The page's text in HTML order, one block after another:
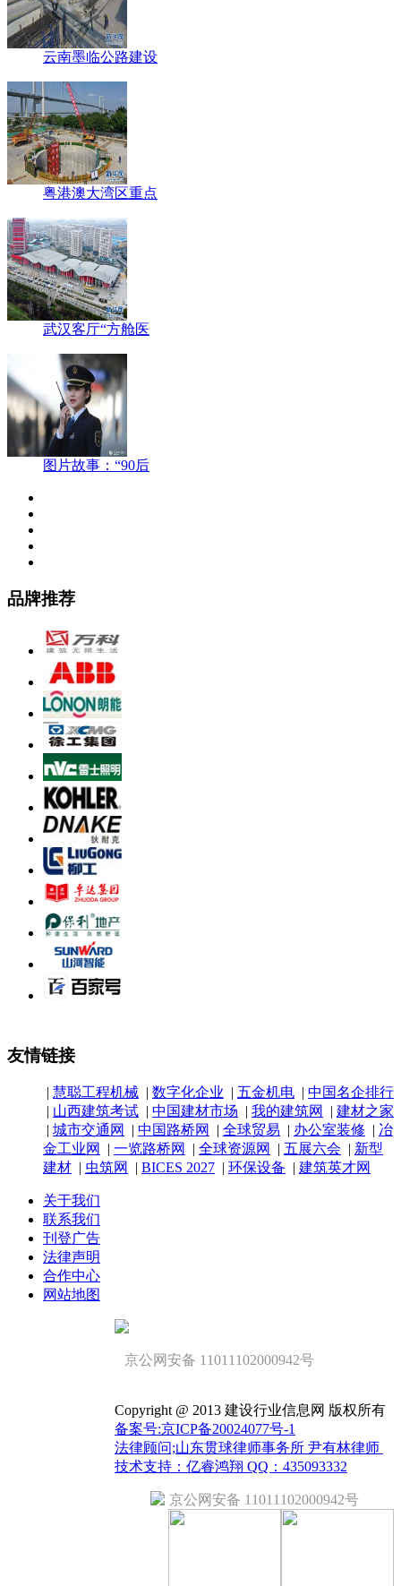
云南墨临公路建设
粤港澳大湾区重点
武汉客厅“方舱医
图片故事：“90后
品牌推荐
友情链接
| 慧聪工程机械 | 数字化企业 | 五金机电 | 中国名企排行
| 山西建筑考试 | 中国建材市场 | 我的建筑网 | 建材之家
| 城市交通网 | 中国路桥网 | 全球贸易 | 办公室装修 | 冶
金工业网
| 一览路桥网 | 全球资源网 | 五展六会 | 新型
建材 | 虫筑网 | BICES 2027 | 环保设备 | 建筑英才网
关于我们
联系我们
刊登广告
法律声明
合作中心
网站地图
京公网安备 11011102000942号
Copyright @ 2013 建设行业信息网 版权所有
备案号:京ICP备20024077号-1
法律顾问;山东贯球律师事务所 尹有林律师
技术支持：亿睿鸿翔 QQ：435093332
京公网安备 11011102000942号